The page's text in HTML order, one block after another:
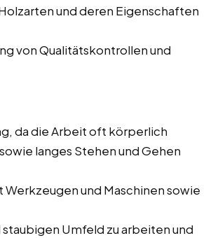
und deren Eigenschaften
von Qualitätskontrollen und
da die Arbeit oft körperlich
langes Stehen und Gehen
und Maschinen sowie
Umfeld zu arbeiten und